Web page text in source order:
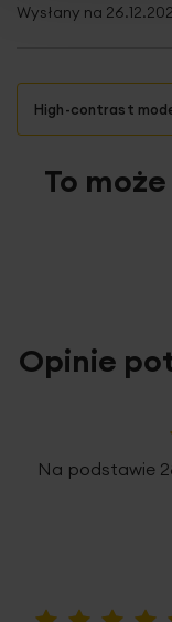
Wysłany na
High-contrast
To
Opinie
Na podstawie